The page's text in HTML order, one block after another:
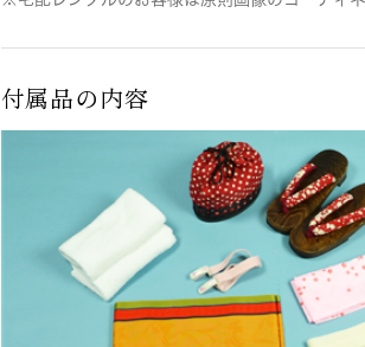
付属品の内容